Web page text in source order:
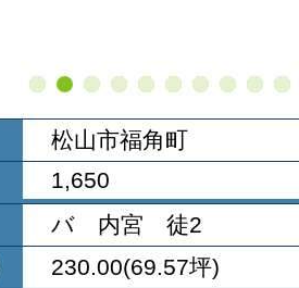
松山市福角町
1,650
バ 内宮 徒2
230.00(69.57坪)